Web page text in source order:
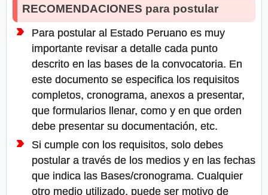
RECOMENDACIONES para postular
Para postular al Estado Peruano es muy
importante revisar a detalle cada punto
descrito en las bases de la convocatoria. En
este documento se especifica los requisitos
completos, cronograma, anexos a presentar,
que formularios llenar, como y en que orden
debe presentar su documentación, etc.
Si cumple con los requisitos, solo debes
postular a través de los medios y en las fechas
que indica las Bases/cronograma. Cualquier
otro medio utilizado, puede ser motivo de